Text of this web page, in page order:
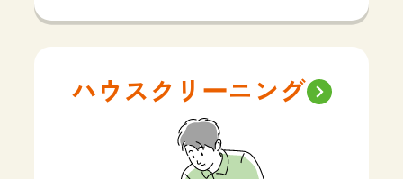
ハウスクリーニング